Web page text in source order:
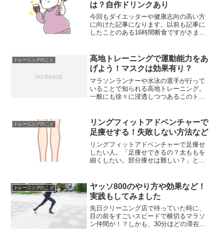
は？自作ドリンクあり
今回もダイエッターや健康志向の高い方
に向けた記事になります。以前も記事に
したことのある16時間断食ですがさまざ
ができないのですが人間は水分を取らな
いと命の危険を伴いま...
トレーニングのこと
高地トレーニングで運動能力をあ
げよう！マスクは効果有り？
マラソンランナーや水泳の選手が行って
いることで知られる高地トレーニング。
一般にも徐々に浸透しつつあるこのトレ
地トレーニングと同じ効果を得られるの
かについても調べてみまし...
トレーニングのこと
リングフィットアドベンチャーで
足痩せする！失敗しない方法など
リングフィットアドベンチャーで足痩せ
したい人。「足痩せできるの？太ももを
細くしたい。部分痩せは難しい？」とい
る外しちゃいけない大原則・リングフィ
ットアドベンチャーで足痩...
トレーニングのこと
ヤッソ800のやり方や効果など！
実践もしてみました
先日クリーニング店で待っていた時に、
目の前をすごいスピードで横切るマラソ
ン仲間が！？しかも、30分ほどの滞在時